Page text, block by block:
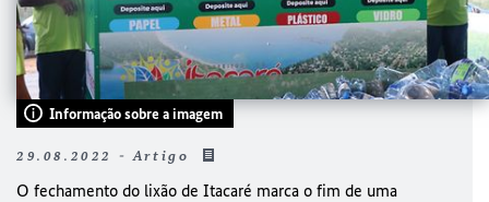
Informação sobre a imagem
29.08.2022 - Artigo
O fechamento do lixão de Itacaré marca o fim de uma